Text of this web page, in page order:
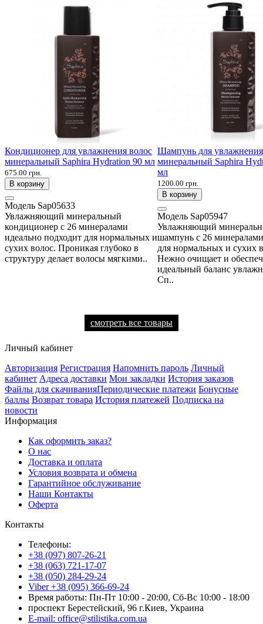
Кондиционер для увлажнения волос
минеральный Saphira Hydration 90 мл
675.00 грн.
В корзину
Модель Sap05633
Увлажняющий минеральный
кондиционер с 26 минералами
идеально подходит для нормальных и
сухих волос. Проникая глубоко в
структуру делает волосы мягкими..
Шампунь для
минеральный Saphira
мл
1200.00 грн.
В корзину
Модель Sap05947
Увлажняющий
шампунь с 26
для нормальных и сухих
Нежно очищает и
идеальный баланс
Сп..
смотреть все товары
Личный кабинет
Авторизация Регистрация Напомнить пароль Личный
кабинет Адреса доставки Мои закладки История заказов
Файлы для скачиванияПериодические платежи Бонусные
баллы Возврат товара История платежей Подписка на
новости
Информация
Как оформить заказ?
О нас
Доставка и оплата
Условия возврата и обмена
Гарантийное обслуживание
Наши Контакты
Оферта
Контакты
Телефоны:
+38 (097) 807-26-21
+38 (063) 721-17-07
+38 (050) 284-29-24
Viber +38 (095) 366-69-24
Время работы: Пн-Пт 10:00 - 20:00, Сб-Вс 10:00 - 18:00
проспект Берестейский, 96 г.Киев, Украина
E-mail: office@stilistika.com.ua